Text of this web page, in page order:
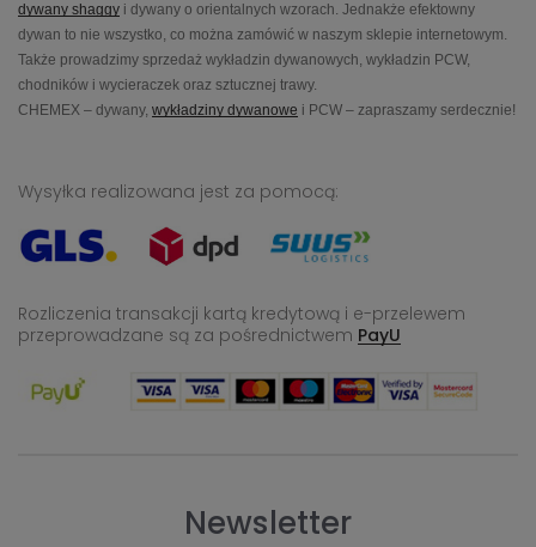
dywany shaggy i dywany o orientalnych wzorach. Jednakże efektowny
dywan to nie wszystko, co można zamówić w naszym sklepie internetowym.
Także prowadzimy sprzedaż wykładzin dywanowych, wykładzin PCW,
chodników i wycieraczek oraz sztucznej trawy.
CHEMEX – dywany, wykładziny dywanowe i PCW – zapraszamy serdecznie!
Wysyłka realizowana jest za pomocą:
Rozliczenia transakcji kartą kredytową i e-przelewem
przeprowadzane są za pośrednictwem PayU
Newsletter